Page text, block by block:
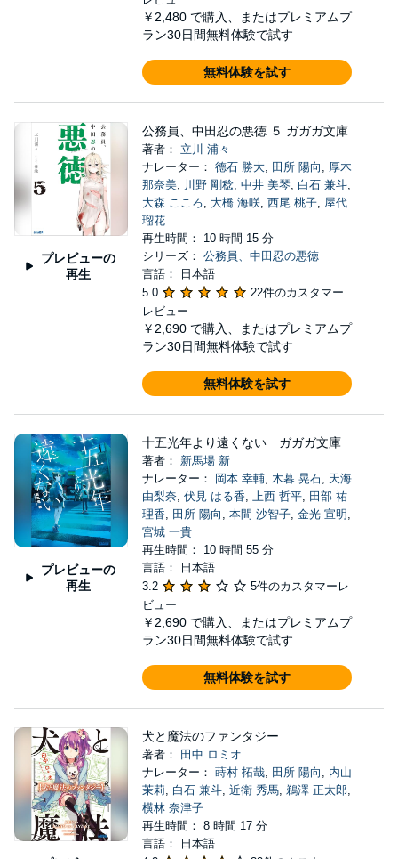
￥2,480 で購入、またはプレミアムプ
ラン30日間無料体験で試す
無料体験を試す
プレビューの
再生
公務員、中田忍の悪徳 ５ ガガガ文庫
著者： 立川 浦々
ナレーター： 德石 勝大, 田所 陽向 , 厚木
那奈美, 川野 剛稔, 中井 美琴, 白石 兼斗,
大森 こころ, 大橋 海咲, 西尾 桃子, 屋代
瑠花
再生時間： 10 時間 15 分
シリーズ： 公務員、中田忍の悪徳
言語： 日本語
5.0
22件のカスタマー
レビュー
￥2,690 で購入、またはプレミアムプ
ラン30日間無料体験で試す
無料体験を試す
プレビューの
再生
十五光年より遠くない ガガガ文庫
著者： 新馬場 新
ナレーター：
岡本 幸輔, 木暮 晃石, 天海
由梨奈, 伏見 はる香, 上西 哲平, 田部 祐
理香, 田所 陽向 , 本間 沙智子, 金光 宣明 ,
宮城 一貴
再生時間： 10 時間 55 分
言語： 日本語
3.2
5件のカスタマーレ
ビュー
￥2,690 で購入、またはプレミアムプ
ラン30日間無料体験で試す
無料体験を試す
犬と魔法のファンタジー
著者：
田中 ロミオ
ナレーター： 蒔村 拓哉, 田所 陽向 , 内山
茉莉, 白石 兼斗, 近衛 秀馬, 鵜澤 正太郎,
横林 奈津子
再生時間： 8 時間 17 分
言語： 日本語